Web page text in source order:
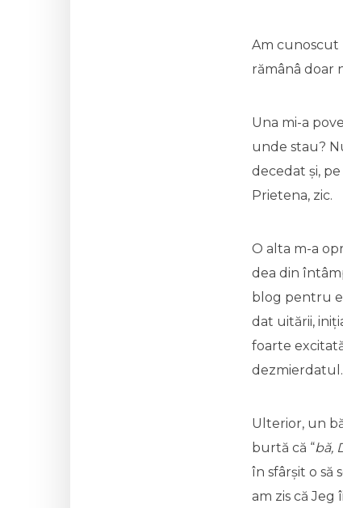
Am cunoscut
rămânâ doar
Una mi-a
unde stau?
decedat și,
Prietena, zic.
O alta m-a
dea din
blog pentru
dat uitării,
foarte
dezmierdatul.
Ulterior, un
burtă că “bă,
în sfârșit o să
am zis că